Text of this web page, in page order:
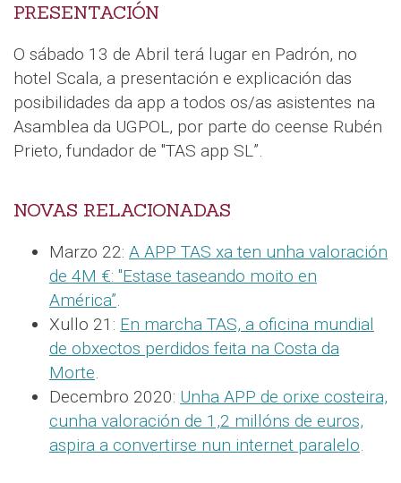
PRESENTACIÓN
O sábado 13 de Abril terá lugar en Padrón, no
hotel Scala, a presentación e explicación das
posibilidades da app a todos os/as asistentes na
Asamblea da UGPOL, por parte do ceense Rubén
Prieto, fundador de "TAS app SL”.
NOVAS RELACIONADAS
Marzo 22: A APP TAS xa ten unha valoración
de 4M €: "Estase taseando moito en
América”.
Xullo 21: En marcha TAS, a oficina mundial
de obxectos perdidos feita na Costa da
Morte.
Decembro 2020: Unha APP de orixe costeira,
cunha valoración de 1,2 millóns de euros,
aspira a convertirse nun internet paralelo.